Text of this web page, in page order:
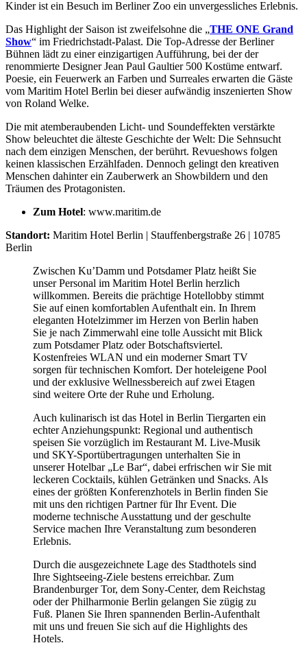
Kinder ist ein Besuch im Berliner Zoo ein unvergessliches Erlebnis.
Das Highlight der Saison ist zweifelsohne die „THE ONE Grand
Show“ im Friedrichstadt-Palast. Die Top-Adresse der Berliner
Bühnen lädt zu einer einzigartigen Aufführung, bei der der
renommierte Designer Jean Paul Gaultier 500 Kostüme entwarf.
Poesie, ein Feuerwerk an Farben und Surreales erwarten die Gäste
vom Maritim Hotel Berlin bei dieser aufwändig inszenierten Show
von Roland Welke.
Die mit atemberaubenden Licht- und Soundeffekten verstärkte
Show beleuchtet die älteste Geschichte der Welt: Die Sehnsucht
nach dem einzigen Menschen, der berührt. Revueshows folgen
keinen klassischen Erzählfaden. Dennoch gelingt den kreativen
Menschen dahinter ein Zauberwerk an Showbildern und den
Träumen des Protagonisten.
Zum Hotel: www.maritim.de
Standort: Maritim Hotel Berlin | Stauffenbergstraße 26 | 10785
Berlin
Zwischen Ku’Damm und Potsdamer Platz heißt Sie
unser Personal im Maritim Hotel Berlin herzlich
willkommen. Bereits die prächtige Hotellobby stimmt
Sie auf einen komfortablen Aufenthalt ein. In Ihrem
eleganten Hotelzimmer im Herzen von Berlin haben
Sie je nach Zimmerwahl eine tolle Aussicht mit Blick
zum Potsdamer Platz oder Botschaftsviertel.
Kostenfreies WLAN und ein moderner Smart TV
sorgen für technischen Komfort. Der hoteleigene Pool
und der exklusive Wellnessbereich auf zwei Etagen
sind weitere Orte der Ruhe und Erholung.
Auch kulinarisch ist das Hotel in Berlin Tiergarten ein
echter Anziehungspunkt: Regional und authentisch
speisen Sie vorzüglich im Restaurant M. Live-Musik
und SKY-Sportübertragungen unterhalten Sie in
unserer Hotelbar „Le Bar“, dabei erfrischen wir Sie mit
leckeren Cocktails, kühlen Getränken und Snacks. Als
eines der größten Konferenzhotels in Berlin finden Sie
mit uns den richtigen Partner für Ihr Event. Die
moderne technische Ausstattung und der geschulte
Service machen Ihre Veranstaltung zum besonderen
Erlebnis.
Durch die ausgezeichnete Lage des Stadthotels sind
Ihre Sightseeing-Ziele bestens erreichbar. Zum
Brandenburger Tor, dem Sony-Center, dem Reichstag
oder der Philharmonie Berlin gelangen Sie zügig zu
Fuß. Planen Sie Ihren spannenden Berlin-Aufenthalt
mit uns und freuen Sie sich auf die Highlights des
Hotels.